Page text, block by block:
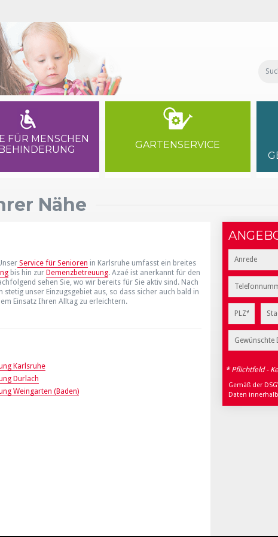
pour
FÜR MENSCHEN
GARTENSERVICE
Nähe
Service für Senioren in Karlsruhe umfasst ein breites
bis hin zur Demenzbetreuung. Azaé ist anerkannt für den
sehen Sie, wo wir bereits für Sie aktiv sind. Nach
unser Einzugsgebiet aus, so dass sicher auch bald in
Einsatz Ihren Alltag zu erleichtern.
Karlsruhe
Durlach
Weingarten (Baden)
Gewünschte
* Pflichtfeld -
Gemäß der
Daten